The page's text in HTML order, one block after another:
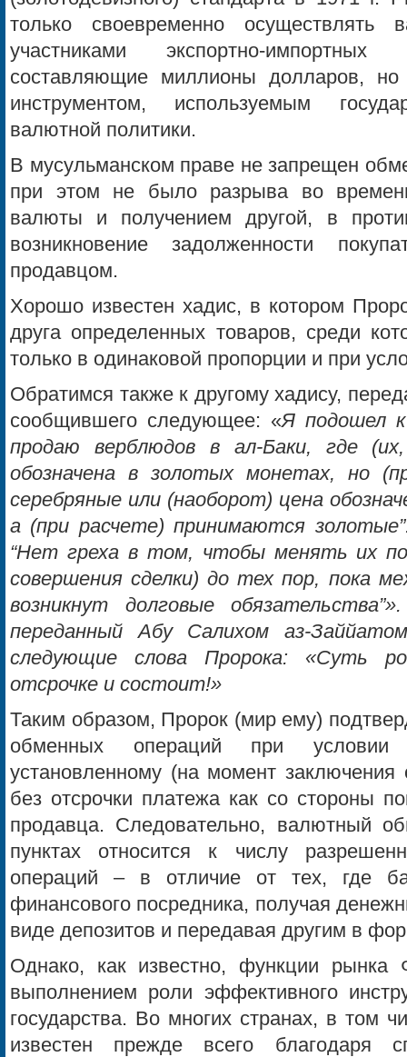
только своевременно осуществлять
участниками экспортно-
составляющие миллионы долларов,
инструментом, используемым
валютной политики.
В мусульманском праве не запрещен
при этом не было разрыва во
валюты и получением другой, в
возникновение задолженности
продавцом.
Хорошо известен хадис, в котором
друга определенных товаров, среди
только в одинаковой пропорции и при
Обратимся также к другому хадису,
сообщившего следующее: «Я подошел
продаю верблюдов в ал-Баки, где
обозначена в золотых монетах, но
серебряные или (наоборот) цена
а (при расчете) принимаются
“Нет греха в том, чтобы менять их
совершения сделки) до тех пор, пока
возникнут долговые
переданный Абу Салихом аз-
следующие слова Пророка: «Суть
отсрочке и состоит!»
Таким образом, Пророк (мир ему)
обменных операций при
установленному (на момент заключения
без отсрочки платежа как со стороны
продавца. Следовательно, валютный
пунктах относится к числу
операций – в отличие от тех, где
финансового посредника, получая
виде депозитов и передавая другим в
Однако, как известно, функции рынка
выполнением роли эффективного
государства. Во многих странах, в том
известен прежде всего благодаря